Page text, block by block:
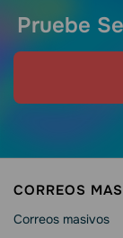
Pruebe
CORREOS
Correos masivos